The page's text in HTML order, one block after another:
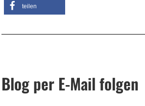
teilen
Blog per E-Mail folgen